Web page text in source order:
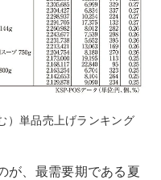
）単品売上げランキング
が、最需要期である夏